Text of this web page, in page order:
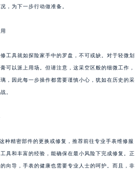
，为下一步行动做准备。
工具就如探险家手中的罗盘，不可或缺。对于轻微划
可以派上用场。但请注意，这采空区般的细微工作，
，因此每一步操作都需要谨慎小心，犹如在历史的采
。
种精密部件的更换或修复，推荐前往专业手表维修服
具和丰富的经验，能确保在最小风险下完成修复。正
向导，手表的健康也需要专业人士的呵护。而且，非